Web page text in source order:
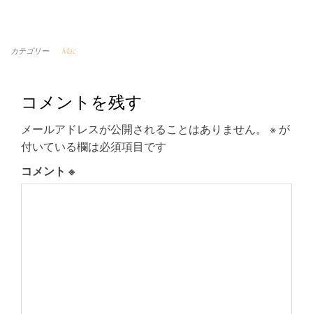
カテゴリー Mac
コメントを残す
メールアドレスが公開されることはありません。 ※ が
付いている欄は必須項目です
コメント ※